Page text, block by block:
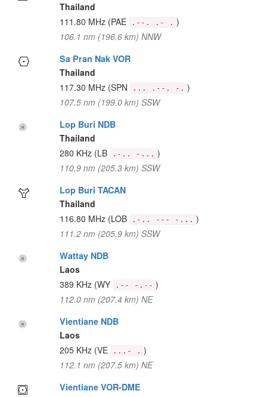
Thailand
111.80 MHz (PAE .--. .- . )
106.1 nm (196.6 km) NNW
Sa Pran Nak VOR
Thailand
117.30 MHz (SPN ... .--. -. )
107.5 nm (199.0 km) SSW
Lop Buri NDB
Thailand
280 KHz (LB .-.. -... )
110.9 nm (205.3 km) SSW
Lop Buri TACAN
Thailand
116.80 MHz (LOB .-.. --- -... )
111.2 nm (205.9 km) SSW
Wattay NDB
Laos
389 KHz (WY .-- -.-- )
112.0 nm (207.4 km) NE
Vientiane NDB
Laos
205 KHz (VE ...- . )
112.1 nm (207.5 km) NE
Vientiane VOR-DME